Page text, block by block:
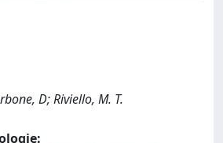
D; Riviello, M. T.